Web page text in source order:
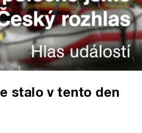
stalo v tento den